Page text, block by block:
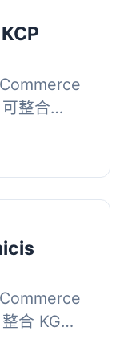
整合
夠透過韓
...
合 KG